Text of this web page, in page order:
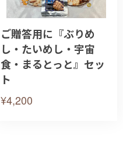
ご贈答用に『ぶりめ
し・たいめし・宇宙
食・まるとっと』セッ
ト
¥4,200